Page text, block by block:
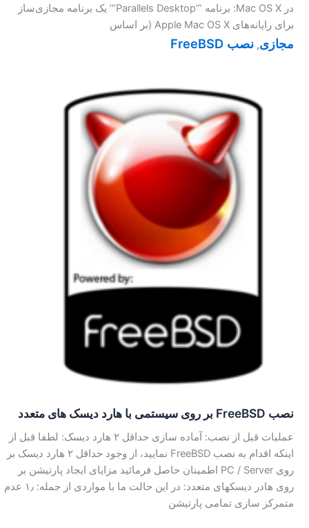
در Mac OS X: برنامه ”’Parallels Desktop”’ یک برنامه مجازی‌ساز
برای رایانه‌های Apple Mac OS X (بر اساس
مجازی, نصب FreeBSD
نصب FreeBSD بر روی سیستمی با هارد دیسک های متعدد
عملیات قبل از نصب: آماده سازی حداقل ۲ هارد دیسک: لطفا قبل از
اینکه اقدام به نصب FreeBSD نمایید، از وجود حداقل ۲ هارد دیسک بر
روی PC / Server اطمینان حاصل فرمائید مزایای ایجاد پارتیشن بر
روی هادر دیسکهای متعدد: در این حالت ما با مواردی از جمله: ۱٫ عدم
متمرکز سازی تمامی پارتیشن